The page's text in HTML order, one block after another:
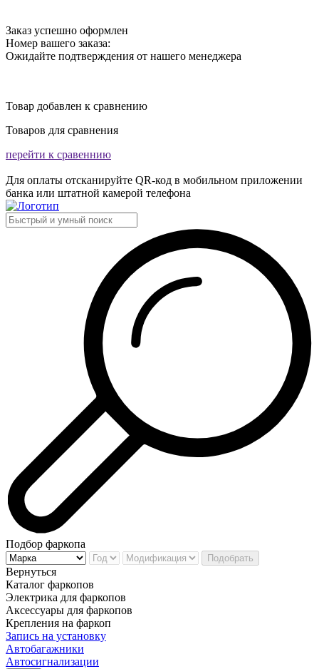
Заказ успешно оформлен
Номер вашего заказа:
Ожидайте подтверждения от нашего менеджера
Товар добавлен к сравнению
Товаров для сравнения
перейти к сравеннию
Для оплаты отсканируйте QR-код в мобильном приложении
банка или штатной камерой телефона
Подбор фаркопа
Подобрать
Вернуться
Каталог фаркопов
Электрика для фаркопов
Аксессуары для фаркопов
Крепления на фаркоп
Запись на установку
Автобагажники
Автосигнализации